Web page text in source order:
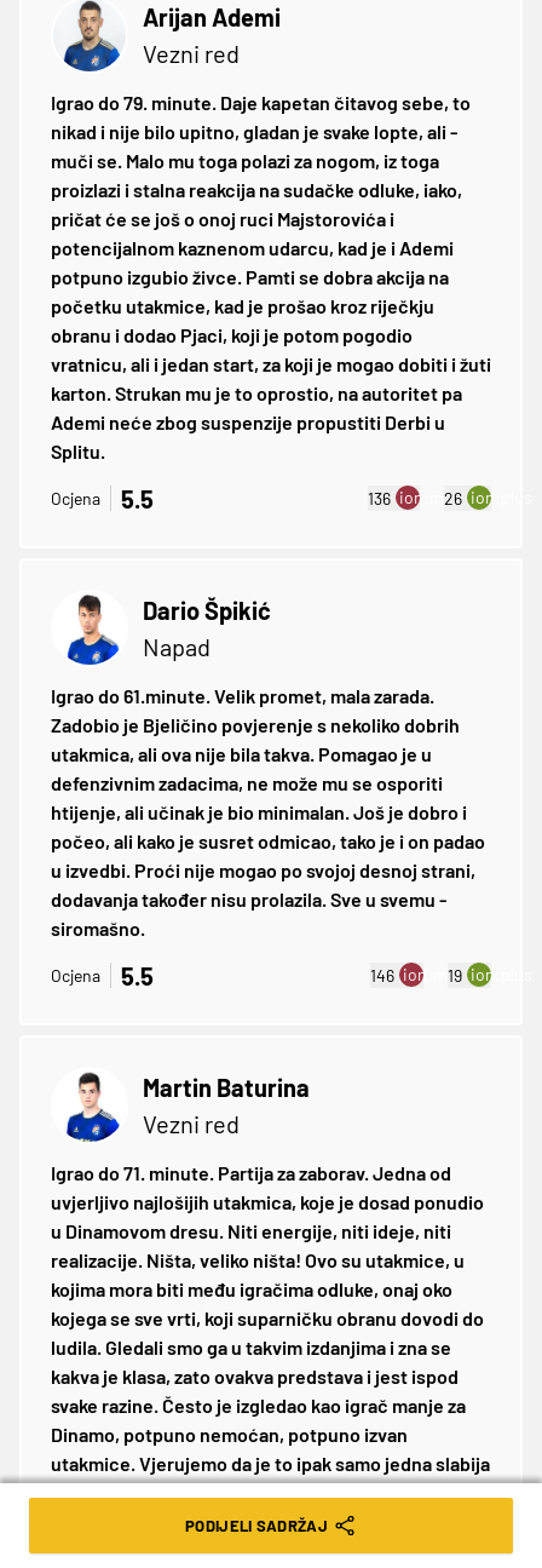
Arijan Ademi
Vezni red
Igrao do 79. minute. Daje kapetan čitavog sebe, to
nikad i nije bilo upitno, gladan je svake lopte, ali -
muči se. Malo mu toga polazi za nogom, iz toga
proizlazi i stalna reakcija na sudačke odluke, iako,
pričat će se još o onoj ruci Majstorovića i
potencijalnom kaznenom udarcu, kad je i Ademi
potpuno izgubio živce. Pamti se dobra akcija na
početku utakmice, kad je prošao kroz riječkju
obranu i dodao Pjaci, koji je potom pogodio
vratnicu, ali i jedan start, za koji je mogao dobiti i žuti
karton. Strukan mu je to oprostio, na autoritet pa
Ademi neće zbog suspenzije propustiti Derbi u
Splitu.
Ocjena 5.5 136 ion:minus
26 ion:plus
Dario Špikić
Napad
Igrao do 61.minute. Velik promet, mala zarada.
Zadobio je Bjeličino povjerenje s nekoliko dobrih
utakmica, ali ova nije bila takva. Pomagao je u
defenzivnim zadacima, ne može mu se osporiti
htijenje, ali učinak je bio minimalan. Još je dobro i
počeo, ali kako je susret odmicao, tako je i on padao
u izvedbi. Proći nije mogao po svojoj desnoj strani,
dodavanja također nisu prolazila. Sve u svemu -
siromašno.
Ocjena 5.5 146 ion:minus
19 ion:plus
Martin Baturina
Vezni red
Igrao do 71. minute. Partija za zaborav. Jedna od
uvjerljivo najlošijih utakmica, koje je dosad ponudio
u Dinamovom dresu. Niti energije, niti ideje, niti
realizacije. Ništa, veliko ništa! Ovo su utakmice, u
kojima mora biti među igračima odluke, onaj oko
kojega se sve vrti, koji suparničku obranu dovodi do
ludila. Gledali smo ga u takvim izdanjima i zna se
kakva je klasa, zato ovakva predstava i jest ispod
svake razine. Često je izgledao kao igrač manje za
Dinamo, potpuno nemoćan, potpuno izvan
utakmice. Vjerujemo da je to ipak samo jedna slabija
protiv Borussije i Hajduka, brzo će se zaboraviti
Rijeka.
PODIJELI SADRŽAJ